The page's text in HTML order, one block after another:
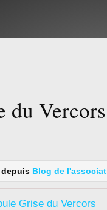
du Vercors
Blog de
Grise du Vercors